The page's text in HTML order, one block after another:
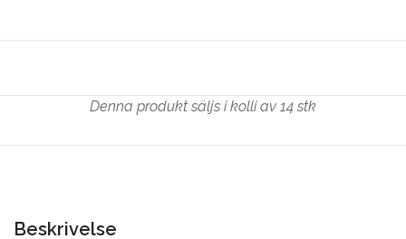
Denna produkt säljs i kolli av 14 stk
Beskrivelse